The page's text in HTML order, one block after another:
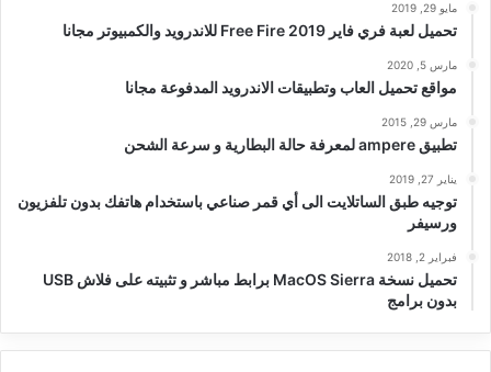
مايو 29, 2019
تحميل لعبة فري فاير Free Fire 2019 للاندرويد والكمبيوتر مجانا
مارس 5, 2020
مواقع تحميل العاب وتطبيقات الاندرويد المدفوعة مجانا
مارس 29, 2015
تطبيق ampere لمعرفة حالة البطارية و سرعة الشحن
يناير 27, 2019
توجيه طبق الساتلايت الى أي قمر صناعي باستخدام هاتفك بدون تلفزيون
ورسيفر
فبراير 2, 2018
تحميل نسخة MacOS Sierra برابط مباشر و تثبيته على فلاش USB
بدون برامج